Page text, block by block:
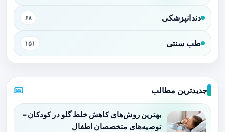
دندانپزشکی ۶۸
طب سنتی ۱۵۱
جدیدترین مطالب
بهترین روش‌های کاهش خلط گلو در کودکان –
توصیه‌های متخصصان اطفال